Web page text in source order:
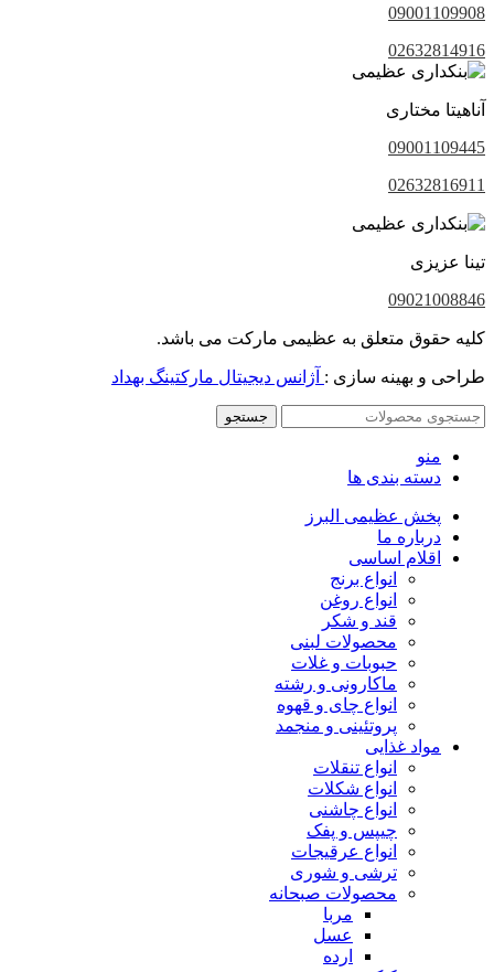
09001109908
02632814916
آناهیتا مختاری
09001109445
02632816911
تینا عزیزی
09021008846
کلیه حقوق متعلق به عظیمی مارکت می باشد.
طراحی و بهینه سازی : آژانس دیجیتال مارکتینگ بهداد
جستجو
منو
دسته بندی ها
پخش عظیمی البرز
درباره ما
اقلام اساسی
انواع برنج
انواع روغن
قند و شکر
محصولات لبنی
حبوبات و غلات
ماکارونی و رشته
انواع چای و قهوه
پروتئینی و منجمد
مواد غذایی
انواع تنقلات
انواع شکلات
انواع چاشنی
چیپس و پفک
انواع عرقیجات
ترشی و شوری
محصولات صبحانه
مربا
عسل
ارده